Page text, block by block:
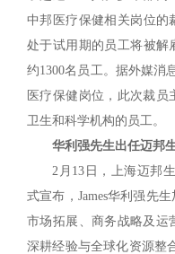
中邦医疗保健相关岗位的
处于试用期的员工将被解
约1300名员工。据外媒
医疗保健岗位，此次裁
卫生和科学机构的员工。
华利强先生出任迈邦
2月13日，上海迈邦
式宣布，James华利强先
市场拓展、商务战略及运
深耕经验与全球化资源整